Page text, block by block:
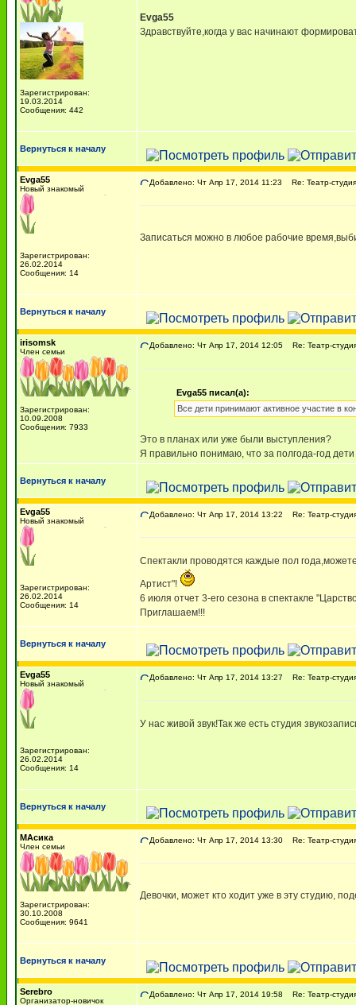
Зарегистрирован:
19.03.2014
Сообщения: 442
Evga55
Здравствуйте,когда у вас начинают
Вернуться к началу
Evga55
Новый знакомый
Зарегистрирован:
26.02.2014
Сообщения: 14
Добавлено: Чт Апр 17, 2014 11:23 Re: Театр-
Записаться можно в любое рабочие
Вернуться к началу
irisomsk
Член семьи
Зарегистрирован:
10.09.2008
Сообщения: 7933
Добавлено: Чт Апр 17, 2014 12:05 Re: Театр-
Evga55 писал(а):
Все дети принимают активное участие в
Это в планах или уже были выступления?
Я правильно понимаю, что за полгода-год
Вернуться к началу
Evga55
Новый знакомый
Зарегистрирован:
26.02.2014
Сообщения: 14
Добавлено: Чт Апр 17, 2014 13:22 Re: Театр-
Спектакли проводятся каждые пол
Артист"!
6 июля отчет 3-его сезона в спектакле
Приглашаем!!!
Вернуться к началу
Evga55
Новый знакомый
Зарегистрирован:
26.02.2014
Сообщения: 14
Добавлено: Чт Апр 17, 2014 13:27 Re: Театр-
У нас живой звук!Так же есть студия
Вернуться к началу
МАсика
Член семьи
Зарегистрирован:
30.10.2008
Сообщения: 9641
Добавлено: Чт Апр 17, 2014 13:30 Re: Театр-
Девочки, может кто ходит уже в эту студию,
Вернуться к началу
Serebro
Организатор-новичок
Добавлено: Чт Апр 17, 2014 19:58 Re: Театр-